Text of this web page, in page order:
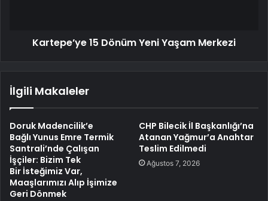
Kartepe’ye 15 Dönüm Yeni Yaşam Merkezi
İlgili Makaleler
Doruk Madencilik’e
Bağlı Yunus Emre Termik
Santrali’nde Çalışan
İşçiler: Bizim Tek
Bir İsteğimiz Var,
Maaşlarımızı Alıp İşimize
Geri Dönmek
CHP Bilecik İl Başkanlığı’na
Atanan Yağmur’a Anahtar
Teslim Edilmedi
Ağustos 7, 2026